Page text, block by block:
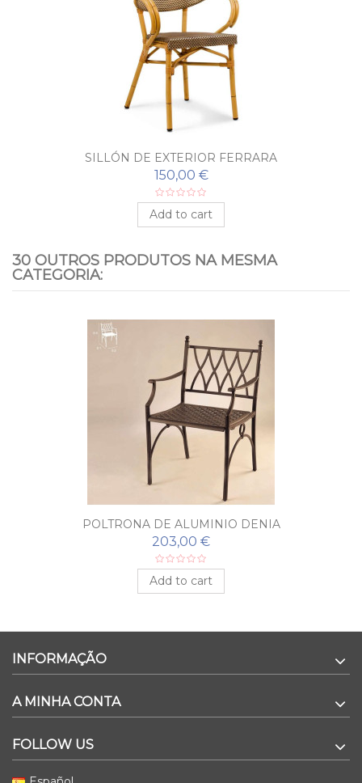
SILLÓN DE EXTERIOR FERRARA
150,00 €
Add to cart
30 OUTROS PRODUTOS NA MESMA
CATEGORIA:
POLTRONA DE ALUMINIO DENIA
203,00 €
Add to cart
INFORMAÇÃO
A MINHA CONTA
FOLLOW US